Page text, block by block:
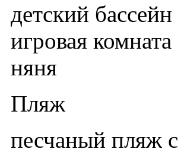
детский бассейн
игровая комната
няня
Пляж
песчаный пляж с